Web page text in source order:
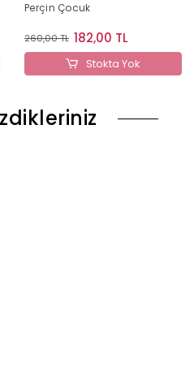
Perçin Çocuk
260,00 TL 182,00 TL
Stokta Yok